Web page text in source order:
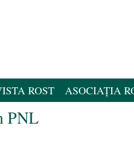
ROST ASOCIAȚIA
PNL